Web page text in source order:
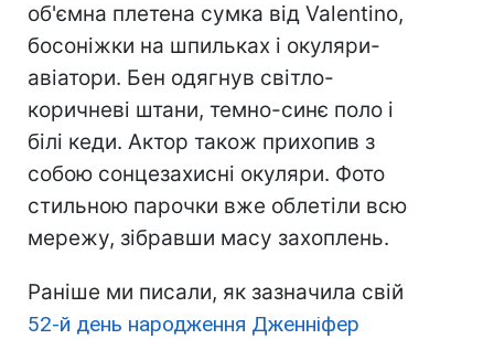
об'ємна плетена сумка від Valentino,
босоніжки на шпильках і окуляри-
авіатори. Бен одягнув світло-
коричневі штани, темно-синє поло і
білі кеди. Актор також прихопив з
собою сонцезахисні окуляри. Фото
стильною парочки вже облетіли всю
мережу, зібравши масу захоплень.
Раніше ми писали, як зазначила свій
52-й день народження Дженніфер